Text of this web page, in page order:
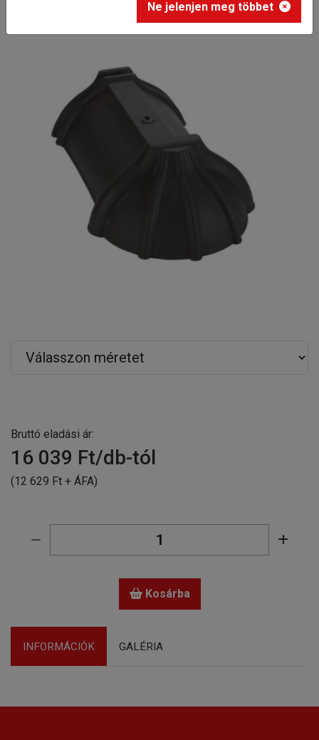
Bruttó eladási ár:
16 039 Ft/db-tól
(12 629 Ft + ÁFA)
Kosárba
INFORMÁCIÓK GALÉRIA
Ne jelenjen meg többet